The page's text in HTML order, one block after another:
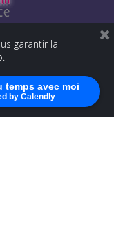
temps avec moi
by Calendly
garantir la